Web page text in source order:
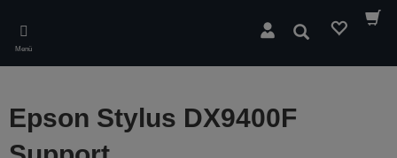
main
content
Menü
Suchen
Epson Stylus DX9400F